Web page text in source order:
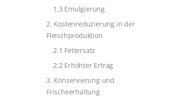
1.3 Emulgierung
2. Kostenreduzierung in der
Fleischproduktion
2.1 Fettersatz
2.2 Erhöhter Ertrag
3. Konservierung und
Frischeerhaltung